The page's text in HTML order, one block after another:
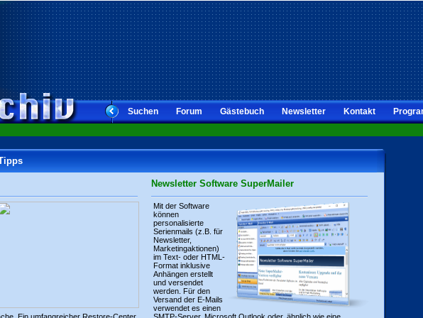
Suchen Forum Gästebuch Newsletter Kontakt
Newsletter Software SuperMailer
Mit der Software
können
personalisierte
Serienmails (z.B. für
Newsletter,
Marketingaktionen)
im Text- oder HTML-
Format inklusive
Anhängen erstellt
und versendet
werden. Für den
Versand der E-Mails
verwendet es einen